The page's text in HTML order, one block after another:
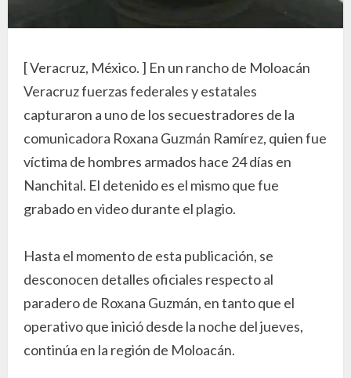
[ Veracruz, México. ] En un rancho de Moloacán
Veracruz fuerzas federales y estatales
capturaron a uno de los secuestradores de la
comunicadora Roxana Guzmán Ramírez, quien fue
víctima de hombres armados hace 24 días en
Nanchital. El detenido es el mismo que fue
grabado en video durante el plagio.
Hasta el momento de esta publicación, se
desconocen detalles oficiales respecto al
paradero de Roxana Guzmán, en tanto que el
operativo que inició desde la noche del jueves,
continúa en la región de Moloacán.